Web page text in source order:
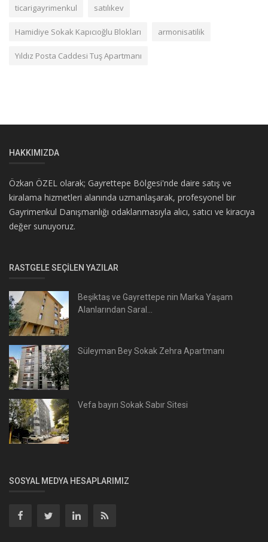
ticarigayrimenkul satılıkev
Hamidiye Sokak Kapıcıoğlu Blokları armonisatilik
Yıldız Posta Caddesi Tuş Apartmanı
HAKKIMIZDA
Özkan ÖZEL olarak; Gayrettepe Bölgesi'nde daire satış ve
kiralama hizmetleri alanında uzmanlaşarak, profesyonel bir
Gayrimenkul Danışmanlığı odaklanmasıyla alıcı, satıcı ve kiracıya
değer sunuyoruz.
RASTGELE SEÇILEN YAZILAR
Beşiktaş ve Gayrettepe nin Marka Yaşam
Alanlarından Saral...
Süleyman Bey Sokak Zehra Apartmanı
Vefa bayırı Sokak Sabır Sitesi
SOSYAL MEDYA HESAPLARIMIZ